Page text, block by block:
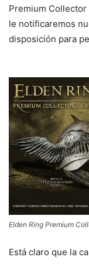
Premium
le notificaremos
disposición para
Elden Ring Premium
Está claro que la